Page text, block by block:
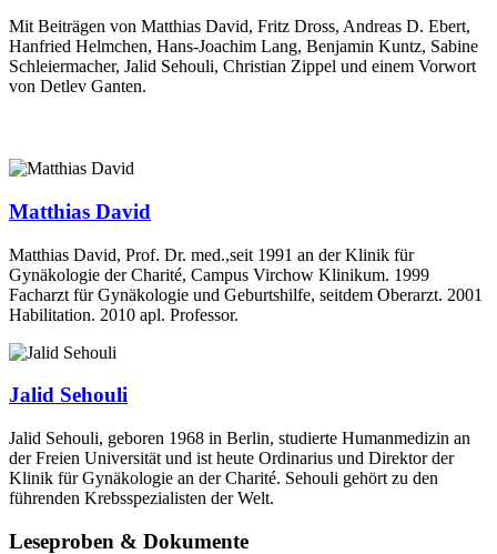
Mit Beiträgen von Matthias David, Fritz Dross, Andreas D. Ebert,
Hanfried Helmchen, Hans-Joachim Lang, Benjamin Kuntz, Sabine
Schleiermacher, Jalid Sehouli, Christian Zippel und einem Vorwort
von Detlev Ganten.
Matthias David
Matthias David, Prof. Dr. med.,seit 1991 an der Klinik für
Gynäkologie der Charité, Campus Virchow Klinikum. 1999
Facharzt für Gynäkologie und Geburtshilfe, seitdem Oberarzt. 2001
Habilitation. 2010 apl. Professor.
Jalid Sehouli
Jalid Sehouli, geboren 1968 in Berlin, studierte Humanmedizin an
der Freien Universität und ist heute Ordinarius und Direktor der
Klinik für Gynäkologie an der Charité. Sehouli gehört zu den
führenden Krebsspezialisten der Welt.
Leseproben & Dokumente